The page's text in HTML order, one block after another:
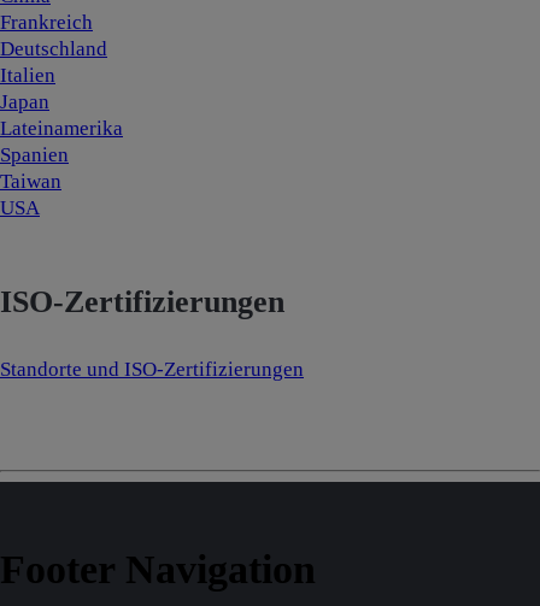
Frankreich
Deutschland
Italien
Japan
Lateinamerika
Spanien
Taiwan
USA
ISO-Zertifizierungen
Standorte und ISO-Zertifizierungen
Footer Navigation